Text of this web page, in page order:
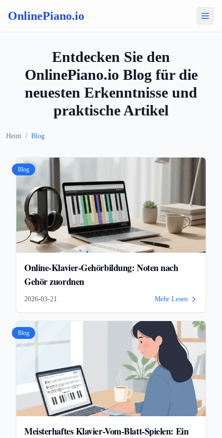
OnlinePiano.io
Entdecken Sie den
OnlinePiano.io Blog für die
neuesten Erkenntnisse und
praktische Artikel
Heim / Blog
Blog
Online-Klavier-Gehörbildung: Noten nach
Gehör zuordnen
2026-03-21 Mehr Lesen
Blog
Meisterhaftes Klavier-Vom-Blatt-Spielen: Ein